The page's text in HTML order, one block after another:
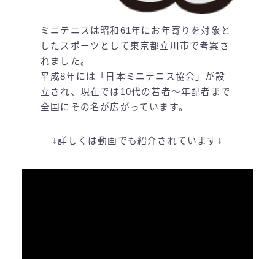
ミニテニスは昭和61年にお年寄りを対象と
したスポーツとして東京都立川市で考案さ
れました。
平成8年には「日本ミニテニス協会」が設
立され、現在では10代の若者～年配者まで
全国にその名が広がっています。
↓詳しくは動画でも紹介されています↓